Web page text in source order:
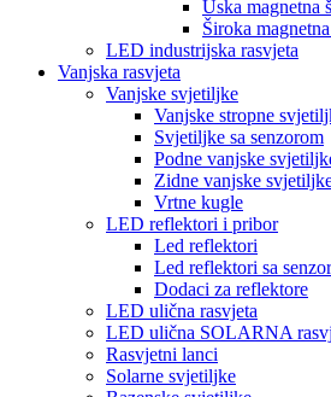
Uska magnetna
Široka
LED industrijska rasvjeta
Vanjska rasvjeta
Vanjske svjetiljke
Vanjske stropne
Svjetiljke sa senzorom
Podne vanjske
Zidne vanjske
Vrtne kugle
LED reflektori i pribor
Led reflektori
Led reflektori sa
Dodaci za reflektore
LED ulična rasvjeta
LED ulična SOLARNA
Rasvjetni lanci
Solarne svjetiljke